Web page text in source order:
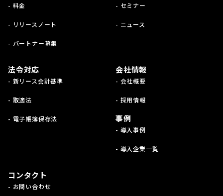
- 料金
- リリースノート
- パートナー募集
- セミナー
- ニュース
法令対応
- 新リース会計基準
- 取適法
- 電子帳簿保存法
会社情報
- 会社概要
- 採用情報
事例
- 導入事例
- 導入企業一覧
コンタクト
- お問い合わせ